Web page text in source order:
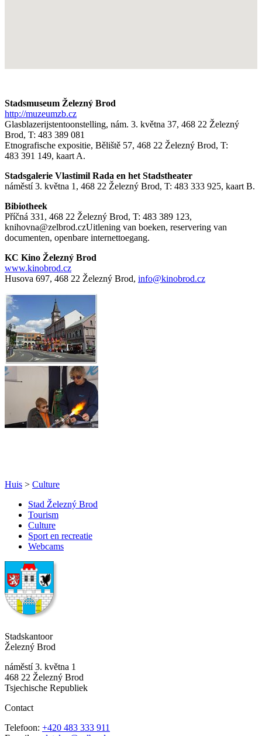
Stadsmuseum Železný Brod
http://muzeumzb.cz
Glasblazerijstentoonstelling, nám. 3. května 37, 468 22 Železný
Brod, T: 483 389 081
Etnografische expositie, Běliště 57, 468 22 Železný Brod, T:
483 391 149, kaart A.
Stadsgalerie Vlastimil Rada en het Stadstheater
náměstí 3. května 1, 468 22 Železný Brod, T: 483 333 925, kaart B.
Bibiotheek
Příčná 331, 468 22 Železný Brod, T: 483 389 123,
knihovna@zelbrod.czUitlening van boeken, reservering van
documenten, openbare internettoegang.
KC Kino Železný Brod
www.kinobrod.cz
Husova 697, 468 22 Železný Brod, info@kinobrod.cz
Huis > Culture
Stad Železný Brod
Tourism
Culture
Sport en recreatie
Webcams
Stadskantoor
Železný Brod
náměstí 3. května 1
468 22 Železný Brod
Tsjechische Republiek
Contact
Telefoon: +420 483 333 911